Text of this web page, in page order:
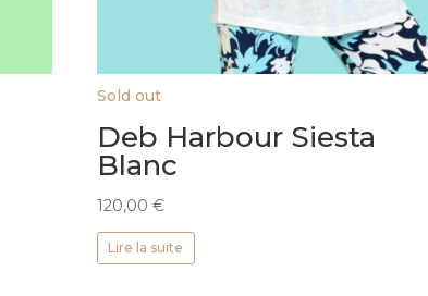
Sold out
Deb Harbour Siesta
Blanc
120,00 €
Lire la suite